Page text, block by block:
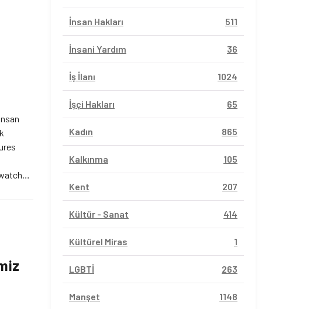
İnsan Hakları 511
İnsani Yardım 36
İş İlanı 1024
İşçi Hakları 65
Kadın 865
Kalkınma 105
Kent 207
Kültür - Sanat 414
Kültürel Miras 1
LGBTİ 263
Manşet 1148